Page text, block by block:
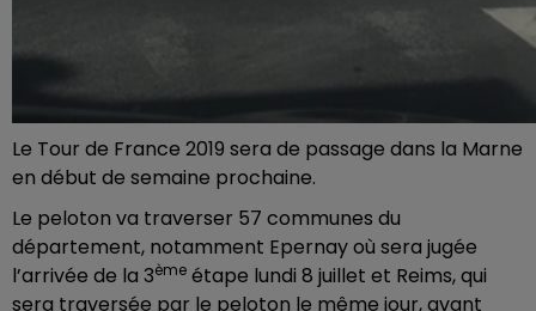
Le Tour de France 2019 sera de passage dans la Marne
en début de semaine prochaine.
Le peloton va traverser 57 communes du
département, notamment Epernay où sera jugée
l’arrivée de la 3ème étape lundi 8 juillet et Reims, qui
sera traversée par le peloton le même jour, avant